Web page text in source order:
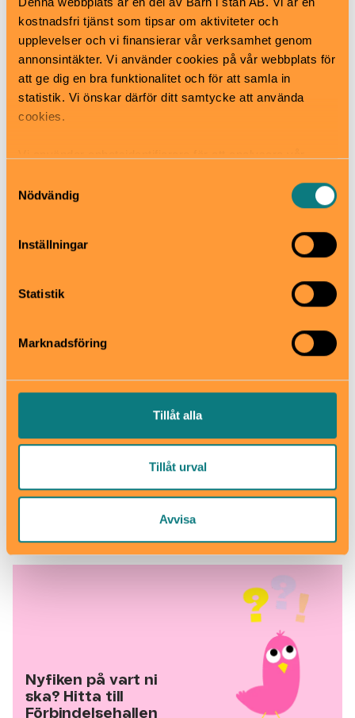
kostnadsfri tjänst som tipsar om aktiviteter och
upplevelser och vi finansierar vår verksamhet genom
annonsintäkter. Vi använder cookies på vår webbplats för
att ge dig en bra funktionalitet och för att samla in
statistik. Vi önskar därför ditt samtycke att använda
cookies.
samt tillhandahålla funktioner för sociala medier. Vi
vidarebefordrar även sådana identifierare och annan
information från din enhet till de sociala medier och
annons- och analysföretag som vi samarbetar med.
information som du har tillhandahållit eller som de har
Nödvändig
Inställningar
Statistik
Marknadsföring
Tillåt alla
Tillåt urval
Avvisa
Skräckkabinettet!
Information om evenemanget
När?27 & 28 augusti kl. 14:30 – ca 18:00
Nyfiken på vart ni
ska? Hitta till
Förbindelsehallen